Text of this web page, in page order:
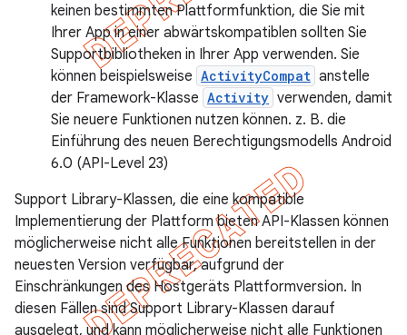
keinen bestimmten Plattformfunktion, die Sie mit
Ihrer App in einer abwärtskompatiblen sollten Sie
Supportbibliotheken in Ihrer App verwenden. Sie
können beispielsweise ActivityCompat anstelle
der Framework-Klasse Activity verwenden, damit
Sie neuere Funktionen nutzen können. z. B. die
Einführung des neuen Berechtigungsmodells Android
6.0 (API-Level 23)
Support Library-Klassen, die eine kompatible
Implementierung der Plattform bieten API-Klassen können
möglicherweise nicht alle Funktionen bereitstellen in der
neuesten Version verfügbar, aufgrund der
Einschränkungen des Hostgeräts Plattformversion. In
diesen Fällen sind Support Library-Klassen darauf
ausgelegt, und kann möglicherweise nicht alle Funktionen